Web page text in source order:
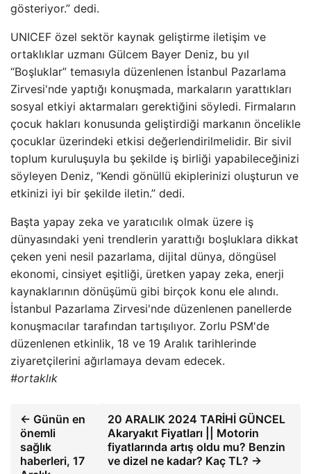
gösteriyor.” dedi.
UNICEF özel sektör kaynak geliştirme iletişim ve
ortaklıklar uzmanı Gülcem Bayer Deniz, bu yıl
“Boşluklar” temasıyla düzenlenen İstanbul Pazarlama
Zirvesi'nde yaptığı konuşmada, markaların yarattıkları
sosyal etkiyi aktarmaları gerektiğini söyledi. Firmaların
çocuk hakları konusunda geliştirdiği markanın öncelikle
çocuklar üzerindeki etkisi değerlendirilmelidir. Bir sivil
toplum kuruluşuyla bu şekilde iş birliği yapabileceğinizi
söyleyen Deniz, “Kendi gönüllü ekiplerinizi oluşturun ve
etkinizi iyi bir şekilde iletin.” dedi.
Başta yapay zeka ve yaratıcılık olmak üzere iş
dünyasındaki yeni trendlerin yarattığı boşluklara dikkat
çeken yeni nesil pazarlama, dijital dünya, döngüsel
ekonomi, cinsiyet eşitliği, üretken yapay zeka, enerji
kaynaklarının dönüşümü gibi birçok konu ele alındı.
İstanbul Pazarlama Zirvesi'nde düzenlenen panellerde
konuşmacılar tarafından tartışılıyor. Zorlu PSM'de
düzenlenen etkinlik, 18 ve 19 Aralık tarihlerinde
ziyaretçilerini ağırlamaya devam edecek.
#ortaklık
← Günün en
önemli
sağlık
haberleri, 17
20 ARALIK 2024 TARİHİ GÜNCEL
Akaryakıt Fiyatları || Motorin
fiyatlarında artış oldu mu? Benzin
ve dizel ne kadar? Kaç TL? →